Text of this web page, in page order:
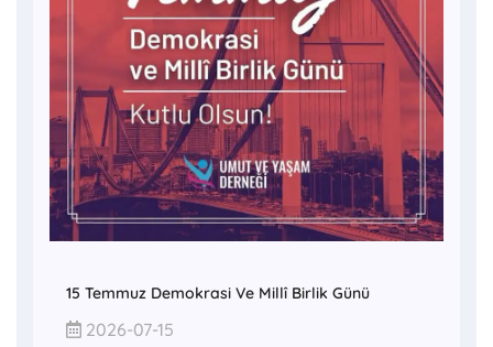
15 Temmuz Demokrasi Ve Millî Birlik Günü
2026-07-15